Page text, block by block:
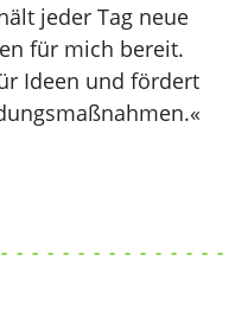
jeder Tag neue
für mich bereit.
Ideen und fördert